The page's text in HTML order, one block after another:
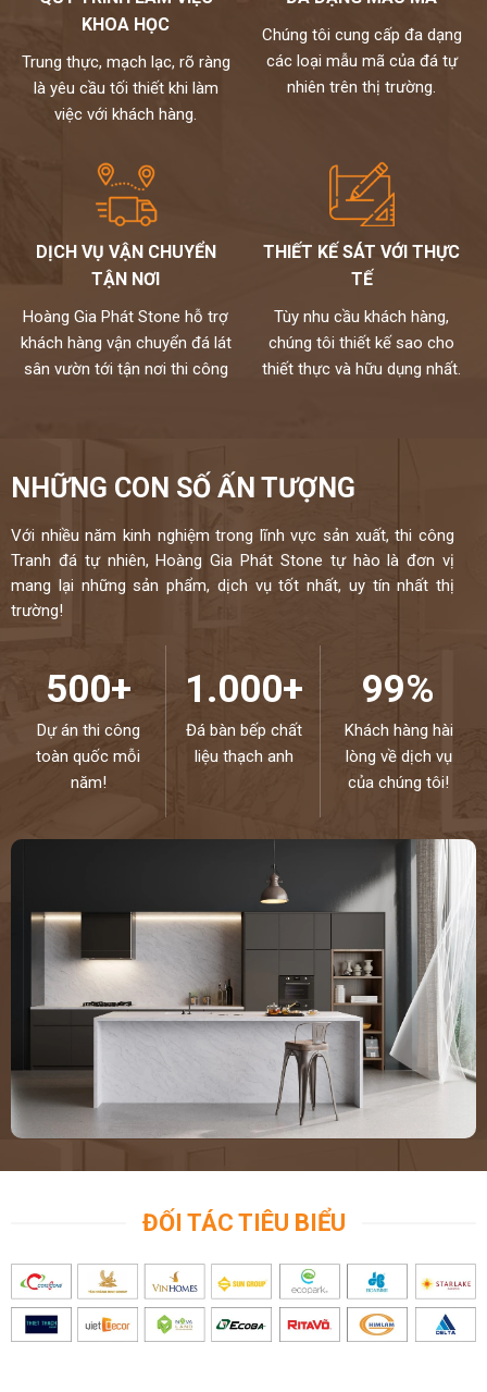
đá tự nhiên, đá nhân tạo. Kho hoàng gia phát tự hào là đơn vị đi
Kho hoàng gia phát xứng đáng là địa chỉ mua đá nhân tạo uy tín
nhất Việt Nam mà bạn nên lựa chọn.
Để có thể tìm hiểu kỹ hơn và nhận được sự tư vấn về các mẫu đá
kinh danh theo số Hotline 0972101656 - 0946916986
KHOA HỌC
Trung thực, mạch lạc, rõ ràng
là yêu cầu tối thiết khi làm
việc với khách hàng.
Chúng tôi cung cấp đa dạng
các loại mẫu mã của đá tự
nhiên trên thị trường.
DỊCH VỤ VẬN CHUYỂN
TẬN NƠI
Hoàng Gia Phát Stone hỗ trợ
khách hàng vận chuyển đá lát
sân vườn tới tận nơi thi công
THIẾT KẾ SÁT VỚI THỰC
TẾ
Tùy nhu cầu khách hàng,
chúng tôi thiết kế sao cho
thiết thực và hữu dụng nhất.
NHỮNG CON SỐ ẤN TƯỢNG
Với nhiều năm kinh nghiệm trong lĩnh vực sản xuất, thi công
Tranh đá tự nhiên, Hoàng Gia Phát Stone tự hào là đơn vị
mang lại những sản phẩm, dịch vụ tốt nhất, uy tín nhất thị
trường!
500+
Dự án thi công
toàn quốc mỗi
năm!
1.000+
Đá bàn bếp chất
liệu thạch anh
99%
Khách hàng hài
lòng về dịch vụ
của chúng tôi!
ĐỐI TÁC TIÊU BIỂU